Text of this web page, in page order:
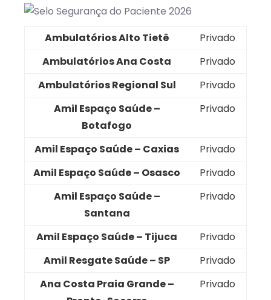
Ambulatórios Alto Tietê
Privado
Ambulatórios Ana Costa
Privado
Ambulatórios Regional Sul
Privado
Amil Espaço Saúde –
Botafogo
Privado
Amil Espaço Saúde – Caxias
Privado
Amil Espaço Saúde – Osasco
Privado
Amil Espaço Saúde –
Santana
Privado
Amil Espaço Saúde – Tijuca
Privado
Amil Resgate Saúde – SP
Privado
Ana Costa Praia Grande –
Privado